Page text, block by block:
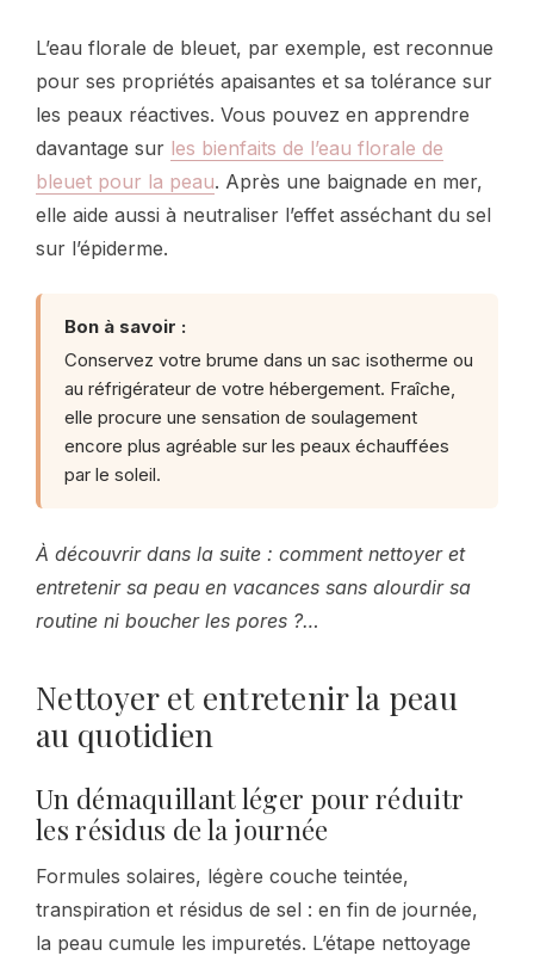
L’eau florale de bleuet, par exemple, est reconnue
pour ses propriétés apaisantes et sa tolérance sur
les peaux réactives. Vous pouvez en apprendre
davantage sur les bienfaits de l’eau florale de
bleuet pour la peau. Après une baignade en mer,
elle aide aussi à neutraliser l’effet asséchant du sel
sur l’épiderme.
Bon à savoir :
Conservez votre brume dans un sac isotherme ou
au réfrigérateur de votre hébergement. Fraîche,
elle procure une sensation de soulagement
encore plus agréable sur les peaux échauffées
par le soleil.
À découvrir dans la suite : comment nettoyer et
entretenir sa peau en vacances sans alourdir sa
routine ni boucher les pores ?…
Nettoyer et entretenir la peau
au quotidien
Un démaquillant léger pour réduitr
les résidus de la journée
Formules solaires, légère couche teintée,
transpiration et résidus de sel : en fin de journée,
la peau cumule les impuretés. L’étape nettoyage